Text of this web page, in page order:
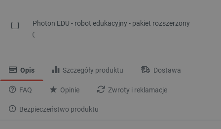
Photon EDU - robot edukacyjny - pakiet rozszerzony
Opis Szczegóły produktu Dostawa
FAQ Opinie Zwroty i reklamacje
Bezpieczeństwo produktu